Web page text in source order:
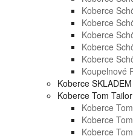
Koberce
Koberce
Koberce
Koberce
Koberce
Koupelnové
Koberce SKLADEM
Koberce Tom Tailor
Koberce
Koberce
Koberce